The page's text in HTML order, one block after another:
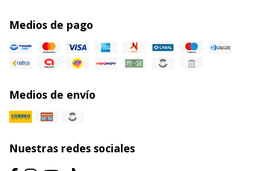
Medios de pago
Medios de envío
Nuestras redes sociales